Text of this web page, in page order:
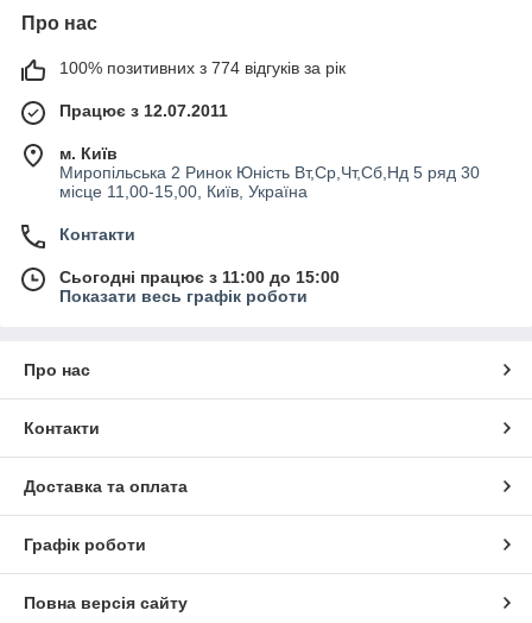
Про нас
100% позитивних з 774 відгуків за рік
Працює з 12.07.2011
м. Київ
Миропільська 2 Ринок Юність Вт,Ср,Чт,Сб,Нд 5 ряд 30
місце 11,00-15,00, Київ, Україна
Контакти
Сьогодні працює з 11:00 до 15:00
Показати весь графік роботи
Про нас
Контакти
Доставка та оплата
Графік роботи
Повна версія сайту